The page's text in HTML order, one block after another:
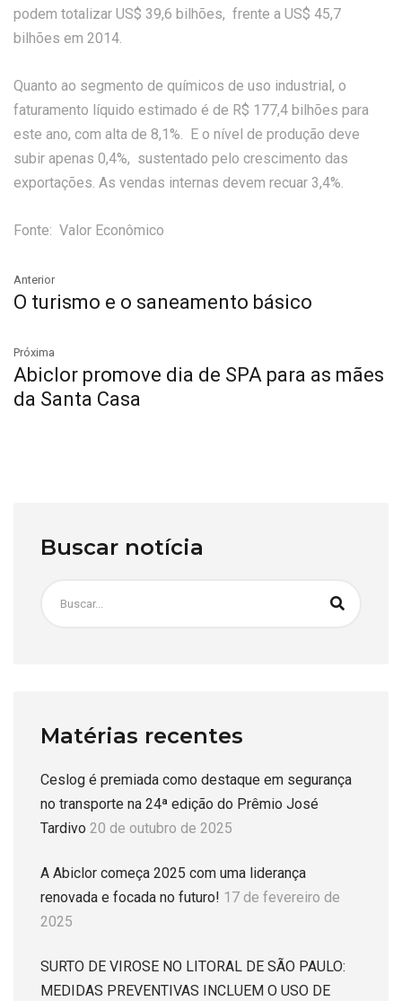
podem totalizar US$ 39,6 bilhões, frente a US$ 45,7
bilhões em 2014.
Quanto ao segmento de químicos de uso industrial, o
faturamento líquido estimado é de R$ 177,4 bilhões para
este ano, com alta de 8,1%. E o nível de produção deve
subir apenas 0,4%, sustentado pelo crescimento das
exportações. As vendas internas devem recuar 3,4%.
Fonte: Valor Econômico
Anterior
O turismo e o saneamento básico
Próxima
Abiclor promove dia de SPA para as mães
da Santa Casa
Buscar notícia
Matérias recentes
Ceslog é premiada como destaque em segurança
no transporte na 24ª edição do Prêmio José
Tardivo 20 de outubro de 2025
A Abiclor começa 2025 com uma liderança
renovada e focada no futuro! 17 de fevereiro de
2025
SURTO DE VIROSE NO LITORAL DE SÃO PAULO:
MEDIDAS PREVENTIVAS INCLUEM O USO DE